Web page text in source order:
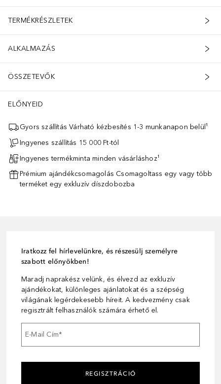
TERMÉKRÉSZLETEK
ALKALMAZÁS
ÖSSZETEVŐK
ELŐNYEID
Gyors szállítás Várható kézbesítés 1-3 munkanapon belül¹
Ingyenes szállítás 15 000 Ft-tól
Ingyenes termékminta minden vásárláshoz¹
Prémium ajándékcsomagolás Csomagoltass egy vagy több
terméket egy exkluzív díszdobozba
Iratkozz fel hírlevelünkre, és részesülj személyre
szabott előnyökben!
Maradj naprakész velünk, és élvezd az exkluzív
ajándékokat, különleges ajánlatokat és a szépség
világának legérdekesebb híreit. A kedvezmény csak
regisztrált felhasználók számára érhető el.
E-Mail Cím*
REGISZTRÁCIÓ